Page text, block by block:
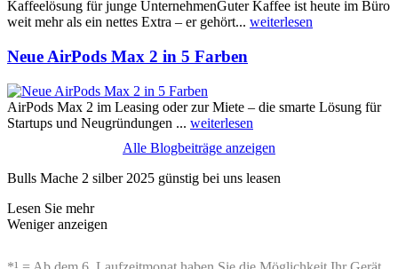
Kaffeelösung für junge UnternehmenGuter Kaffee ist heute im Büro
weit mehr als ein nettes Extra – er gehört... weiterlesen
Neue AirPods Max 2 in 5 Farben
AirPods Max 2 im Leasing oder zur Miete – die smarte Lösung für
Startups und Neugründungen ... weiterlesen
Alle Blogbeiträge anzeigen
Bulls Mache 2 silber 2025 günstig bei uns leasen
Lesen Sie mehr
Weniger anzeigen